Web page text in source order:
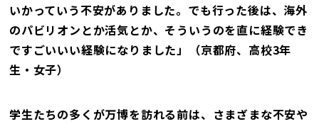
いかっていう不安がありました。でも行った後は、海外
のパビリオンとか活気とか、そういうのを直に経験でき
ですごいいい経験になりました」（京都府、高校3年
生・女子）
学生たちの多くが万博を訪れる前は、さまざまな不安や